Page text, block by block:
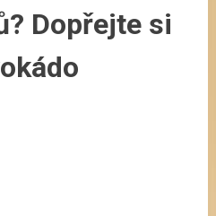
Dopřejte si